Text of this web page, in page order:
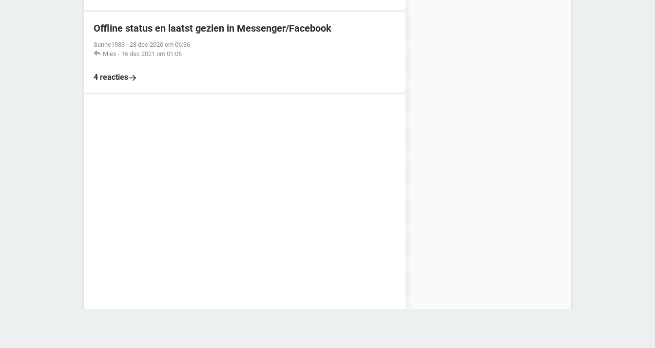
Offline status en laatst gezien in Messenger/Facebook
Sanne1983 - 28 dec 2020 om 06:36
Mies - 16 dec 2021 om 01:06
4 reacties